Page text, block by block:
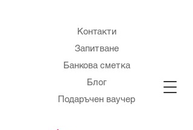
Контакти
Запитване
Банкова сметка
Блог
Подаръчен ваучер